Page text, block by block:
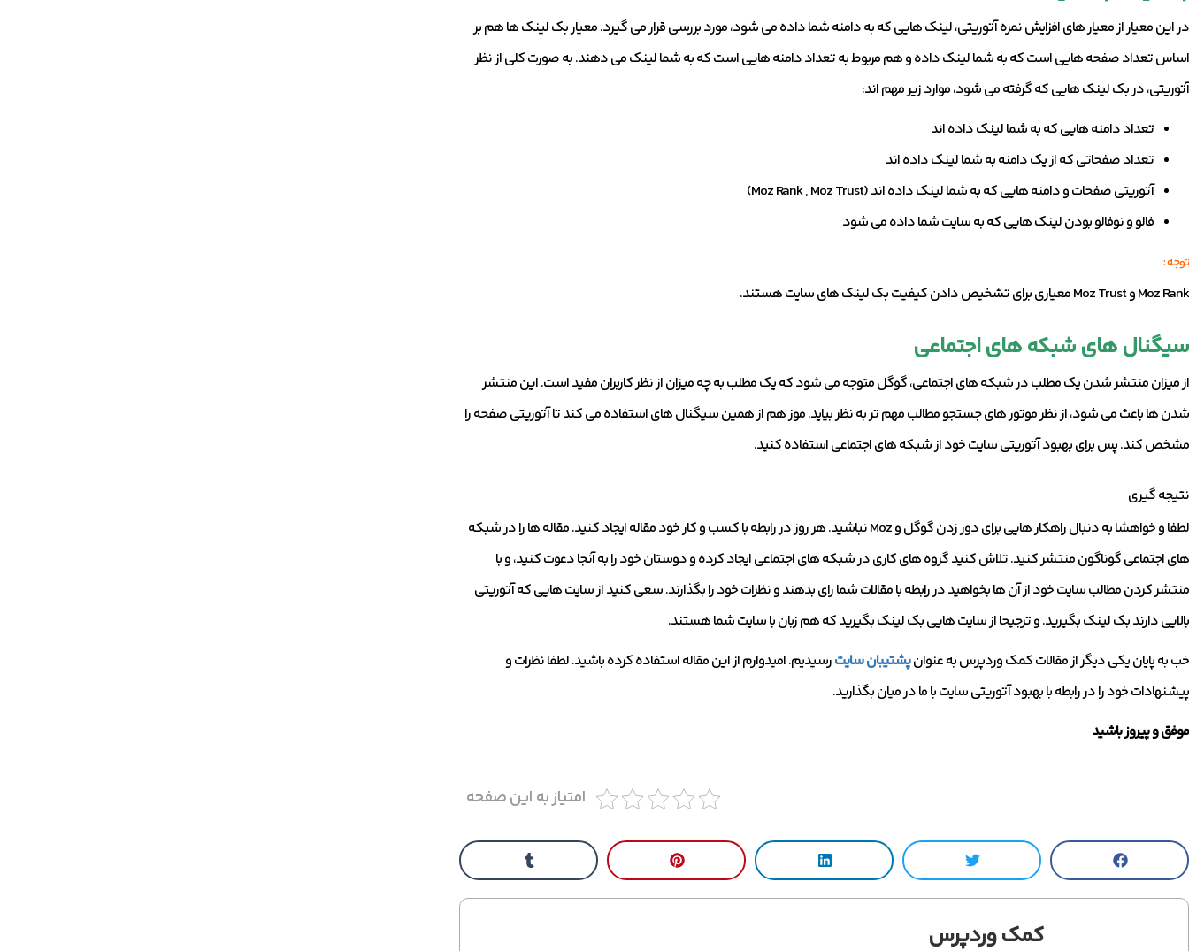
در این معیار از معیار های افزایش نمره آتوریتی، لینک هایی که به دامنه شما داده می شود، مورد بررسی قرار می گیرد. معیار بک لینک ها هم بر
اساس تعداد صفحه هایی است که به شما لینک داده و هم مربوط به تعداد دامنه هایی است که به شما لینک می دهند. به صورت کلی از نظر
آتوریتی، در بک لینک هایی که گرفته می شود، موارد زیر مهم اند:
تعداد دامنه هایی که به شما لینک داده اند
تعداد صفحاتی که از یک دامنه به شما لینک داده اند
آتوریتی صفحات و دامنه هایی که به شما لینک داده اند (Moz Rank , Moz Trust)
فالو و نوفالو بودن لینک هایی که به سایت شما داده می شود
توجه :
Moz Rank و Moz Trust معیاری برای تشخیص دادن کیفیت بک لینک های سایت هستند.
سیگنال های شبکه های اجتماعی
از میزان منتشر شدن یک مطلب در شبکه های اجتماعی، گوگل متوجه می شود که یک مطلب به چه میزان از نظر کاربران مفید است. این منتشر
شدن ها باعث می شود، از نظر موتور های جستجو مطالب مهم تر به نظر بیاید. موز هم از همین سیگنال های استفاده می کند تا آتوریتی صفحه را
مشخص کند. پس برای بهبود آتوریتی سایت خود از شبکه های اجتماعی استفاده کنید.
نتیجه گیری
لطفا و خواهشا به دنبال راهکار هایی برای دور زدن گوگل و Moz نباشید. هر روز در رابطه با کسب و کار خود مقاله ایجاد کنید. مقاله ها را در شبکه
های اجتماعی گوناگون منتشر کنید. تلاش کنید گروه های کاری در شبکه های اجتماعی ایجاد کرده و دوستان خود را به آنجا دعوت کنید، و با
منتشر کردن مطالب سایت خود از آن ها بخواهید در رابطه با مقالات شما رای بدهند و نظرات خود را بگذارند. سعی کنید از سایت هایی که آتوریتی
بالایی دارند بک لینک بگیرید. و ترجیحا از سایت هایی بک لینک بگیرید که هم زبان با سایت شما هستند.
خب به پایان یکی دیگر از مقالات کمک وردپرس به عنوانپشتیبان سایترسیدیم. امیدوارم از این مقاله استفاده کرده باشید. لطفا نظرات و
پیشنهادات خود را در رابطه با بهبود آتوریتی سایت با ما در میان بگذارید.
موفق و پیروز باشید
امتیاز به این صفحه
کمک وردپرس